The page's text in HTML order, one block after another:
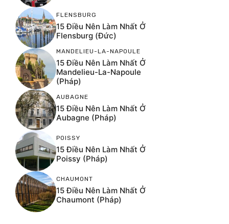
FLENSBURG
15 Điều Nên Làm Nhất Ở
Flensburg (Đức)
MANDELIEU-LA-NAPOULE
15 Điều Nên Làm Nhất Ở
Mandelieu-La-Napoule
(Pháp)
AUBAGNE
15 Điều Nên Làm Nhất Ở
Aubagne (Pháp)
POISSY
15 Điều Nên Làm Nhất Ở
Poissy (Pháp)
CHAUMONT
15 Điều Nên Làm Nhất Ở
Chaumont (Pháp)